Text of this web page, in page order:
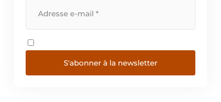
S'abonner à la newsletter